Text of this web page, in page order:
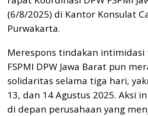
(6/8/2025) di Kantor Konsulat
Purwakarta.
Merespons tindakan intimidasi
FSPMI DPW Jawa Barat pun
solidaritas selama tiga hari,
13, dan 14 Agustus 2025. Aksi
di depan perusahaan yang